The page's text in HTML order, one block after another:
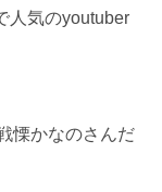
人気のyoutuber
慄かなのさんだ